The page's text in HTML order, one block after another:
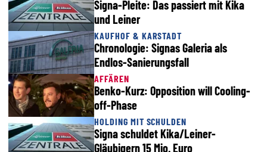
Signa-Pleite: Das passiert mit Kika
und Leiner
KAUFHOF & KARSTADT
Chronologie: Signas Galeria als
Endlos-Sanierungsfall
AFFÄREN
Benko-Kurz: Opposition will Cooling-
off-Phase
HOLDING MIT SCHULDEN
Signa schuldet Kika/Leiner-
Gläubigern 15 Mio. Euro